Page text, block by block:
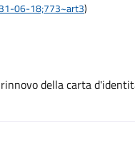
06-18;773~art3)
della carta